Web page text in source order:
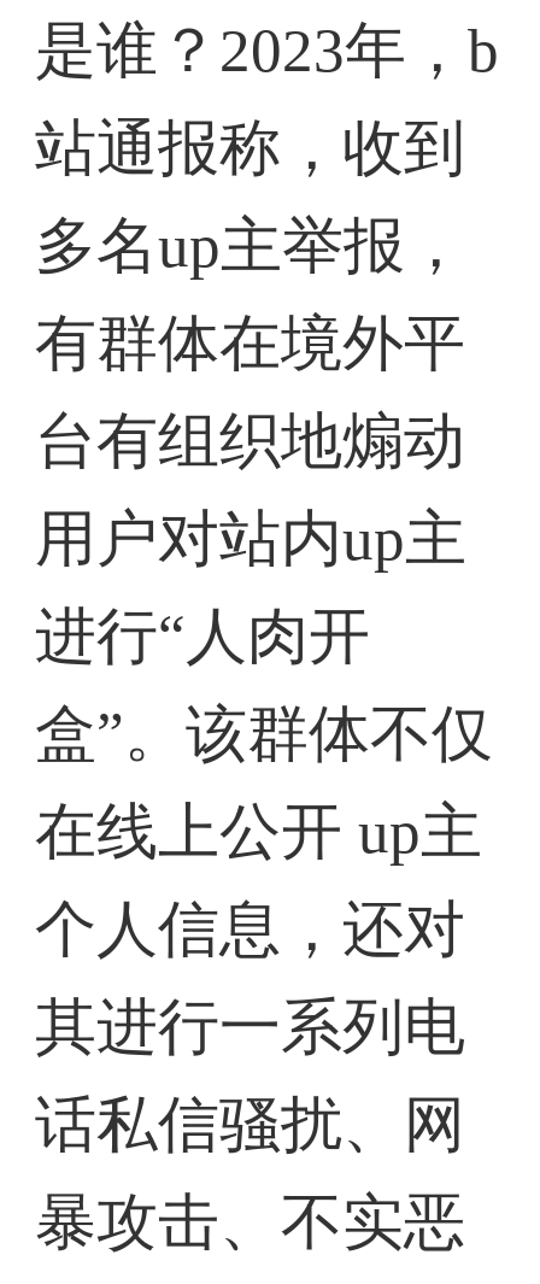
是谁？2023年，b
站通报称，收到
多名up主举报，
有群体在境外平
台有组织地煽动
用户对站内up主
进行“人肉开
盒”。该群体不仅
在线上公开 up主
个人信息，还对
其进行一系列电
话私信骚扰、网
暴攻击、不实恶